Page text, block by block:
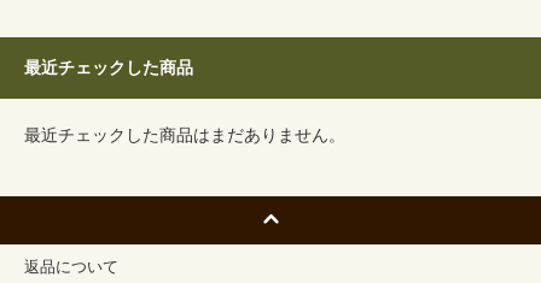
最近チェックした商品
最近チェックした商品はまだありません。
返品について